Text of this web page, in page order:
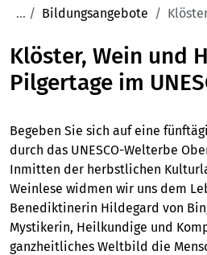
French
Spanish
Turkish
Ukrainian
Bildungsangebote
Klöster, Wein und
Pilgertage im
Begeben Sie sich auf eine
durch das UNESCO-Welterbe
Inmitten der herbstlichen
Weinlese widmen wir uns dem
Benediktinerin Hildegard von
Mystikerin, Heilkundige und
ganzheitliches Weltbild die